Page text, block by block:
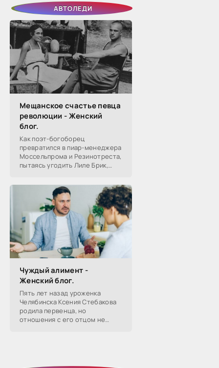
АВТОЛЕДИ
Мещанское счастье певца
революции - Женский
блог.
Как поэт-богоборец
превратился в пиар-менеджера
Моссельпрома и Резинотреста,
пытаясь угодить Лиле Брик,
смерти в 1917-м, почему он стал
советским буржуа, а не вторым
Чуждый алимент -
Женский блог.
Пять лет назад уроженка
Челябинска Ксения Стебакова
родила первенца, но
отношения с его отцом не